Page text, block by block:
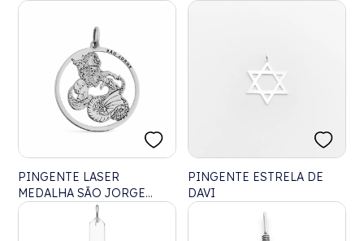
PINGENTE LASER
MEDALHA SÃO JORGE
VAZADA
PINGENTE ESTRELA DE
DAVI